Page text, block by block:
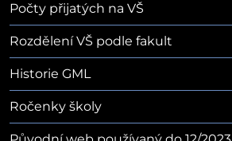
Počty přijatých na VŠ
Rozdělení VŠ podle fakult
Historie GML
Ročenky školy